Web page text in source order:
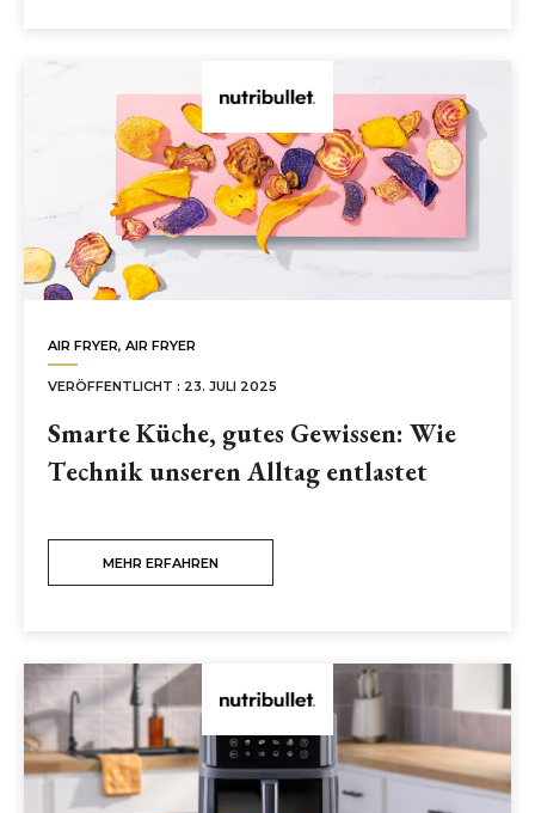
AIR FRYER, AIR FRYER
VERÖFFENTLICHT : 23. JULI 2025
Smarte Küche, gutes Gewissen: Wie
Technik unseren Alltag entlastet
MEHR ERFAHREN